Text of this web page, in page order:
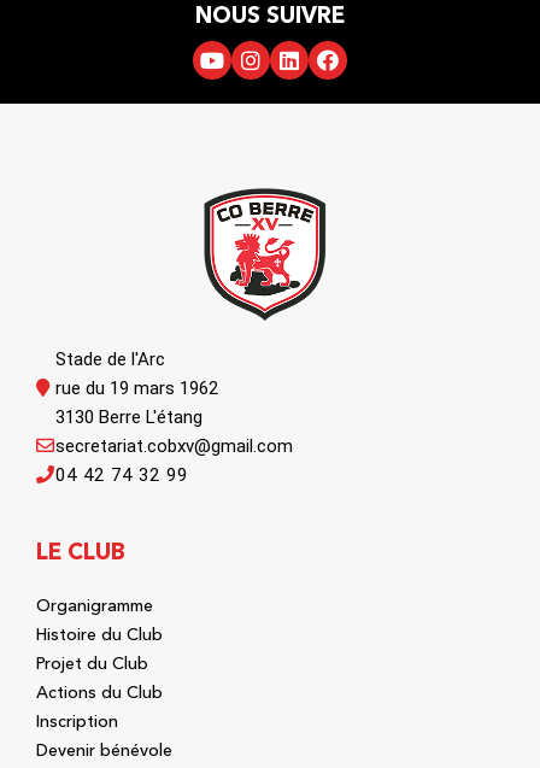
NOUS SUIVRE
Stade de l'Arc
rue du 19 mars 1962
3130 Berre L'étang
04 42 74 32 99
secretariat.cobxv@gmail.com
LE CLUB
Organigramme
Histoire du Club
Projet du Club
Actions du Club
Inscription
Devenir bénévole